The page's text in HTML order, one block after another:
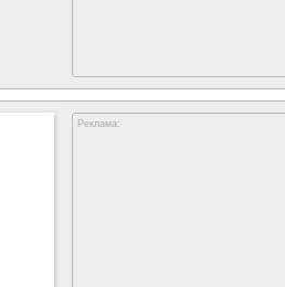
Реклама: